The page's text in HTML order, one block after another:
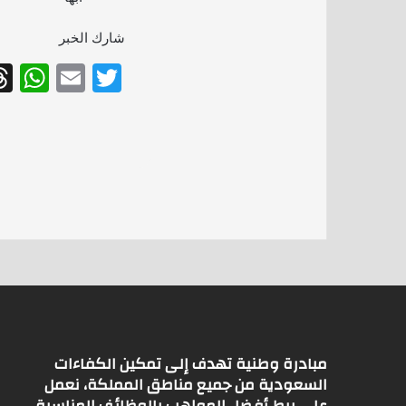
شارك الخبر
T
E
W
مبادرة وطنية تهدف إلى تمكين الكفاءات
السعودية من جميع مناطق المملكة، نعمل